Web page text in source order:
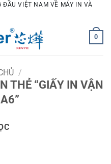
ĐẦU VIỆT NAM VỀ MÁY IN VÀ
0
/
THẺ “GIẤY IN VẬN